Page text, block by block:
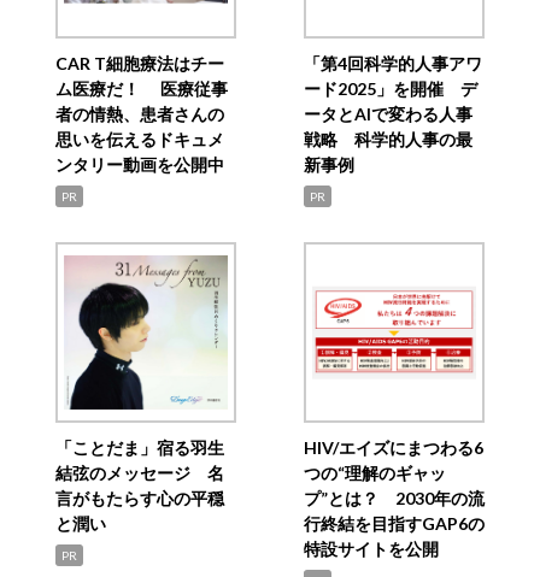
CAR T細胞療法はチー
ム医療だ！ 医療従事
者の情熱、患者さんの
思いを伝えるドキュメ
ンタリー動画を公開中
PR
「第4回科学的人事アワ
ード2025」を開催 デ
ータとAIで変わる人事
戦略 科学的人事の最
新事例
PR
「ことだま」宿る羽生
結弦のメッセージ 名
言がもたらす心の平穏
と潤い
PR
HIV/エイズにまつわる6
つの“理解のギャッ
プ”とは？ 2030年の流
行終結を目指すGAP6の
特設サイトを公開